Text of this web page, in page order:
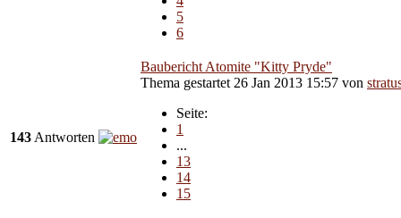
5
6
143 Antworten
Baubericht Atomite "Kitty Pryde"
Thema gestartet 26 Jan 2013 15:57 von
Seite:
1
...
13
14
15